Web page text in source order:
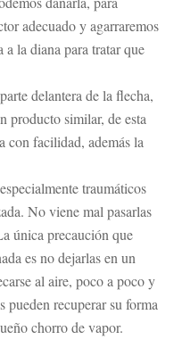
adecuado y agarraremos
a la diana para tratar que
delantera de la flecha,
producto similar, de esta
con facilidad, además la
traumáticos
No viene mal pasarlas
única precaución que
es no dejarlas en un
al aire, poco a poco y
pueden recuperar su forma
chorro de vapor.